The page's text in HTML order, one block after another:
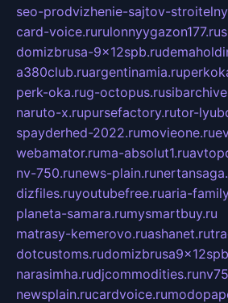
seo-prodvizhenie-sajtov-
card-voice.rurulonnyygazon177.ru
domizbrusa-9x12spb.ru
a380club.ruargentinamia.ru
perk-oka.rug-octopus.ru
naruto-x.rupursefactory.rutor-
spayderhed-2022.rumovieone.ru
webamator.ruma-absolut1.ru
nv-750.runews-plain.ru
dizfiles.ruyoutubefree.ruaria-
planeta-samara.rumysmartbuy.ru
matrasy-kemerovo.ruashanet.ru
dotcustoms.ru
narasimha.rudjcommodities.ru
newsplain.rucardvoice.ru